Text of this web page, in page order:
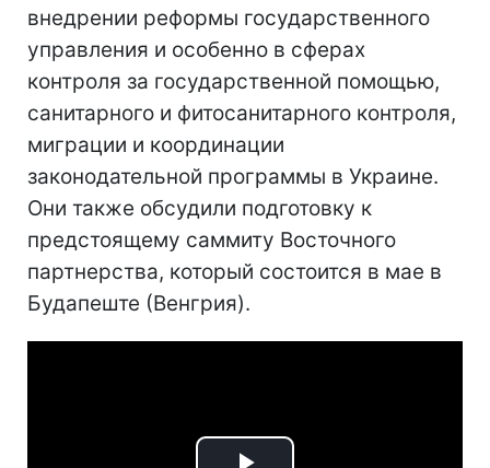
внедрении реформы государственного
управления и особенно в сферах
контроля за государственной помощью,
санитарного и фитосанитарного контроля,
миграции и координации
законодательной программы в Украине.
Они также обсудили подготовку к
предстоящему саммиту Восточного
партнерства, который состоится в мае в
Будапеште (Венгрия).